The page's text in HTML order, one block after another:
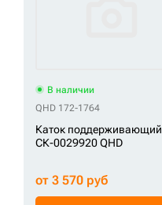
В наличии
QHD 172-1764
Каток поддерживающий
СК-0029920 QHD
от 3 570 руб